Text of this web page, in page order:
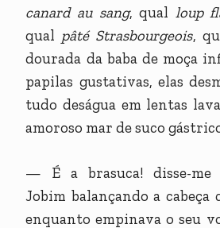
canard au sang, qual loup
qual pâté Strasbourgeois,
dourada da baba de moça
papilas gustativas, elas
tudo deságua em lentas
amoroso mar de suco
— É a brasuca! disse-me
Jobim balançando a
enquanto empinava o seu